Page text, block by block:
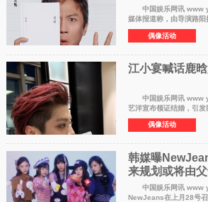
中国娱乐网讯 www yule com
媒体报道称，由导演路
杀青并官宣全阵容。 由
演，雷佳音特别出演，王
偶像活动
江小宴喊话鹿
中国娱乐网讯 www
艺洋宣布领证结婚，引
喊话鹿晗，让他抓紧。
开了鹿晗踢足球的视频，
偶像活动
韩媒曝
来规划或将由
中国娱乐网讯 www
NewJeans在上月28号